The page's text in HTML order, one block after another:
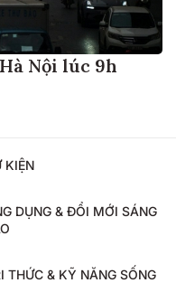
Nội lúc 9h
KIỆN
DỤNG & ĐỔI MỚI SÁNG
THỨC & KỸ NĂNG SỐNG